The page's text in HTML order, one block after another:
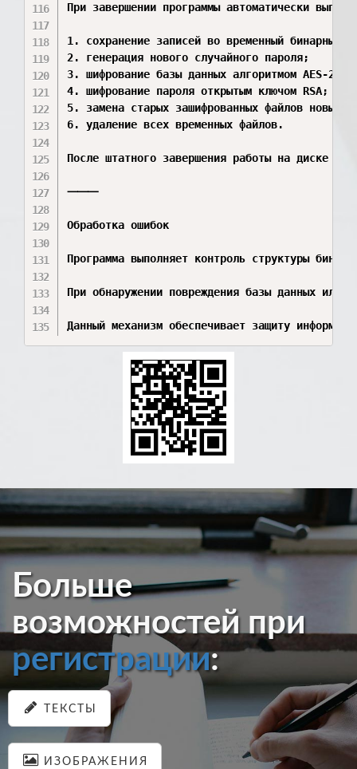
При завершении программы автоматически
1. сохранение записей во временный бинарный
2. генерация нового случайного пароля;
3. шифрование базы данных алгоритмом AES-256-
4. шифрование пароля открытым ключом RSA;
5. замена старых зашифрованных файлов новыми;
6. удаление всех временных файлов.
После штатного завершения работы на диске
⸻
Обработка ошибок
Программа выполняет контроль структуры
При обнаружении повреждения базы данных или
Данный механизм обеспечивает защиту
Больше
возможностей при
регистрации:
ТЕКСТЫ
ИЗОБРАЖЕНИЯ